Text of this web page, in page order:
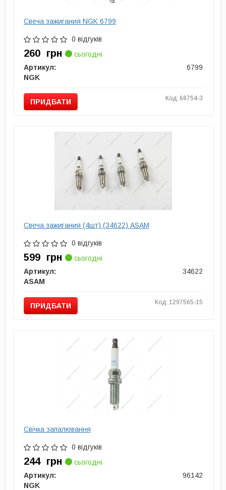
Свеча зажигания NGK 6799
0 відгуків
260 грн
сьогодні
Артикул:
6799
NGK
ПРИДБАТИ Код: 68754-3
Свеча зажигания (4шт) (34622) ASAM
0 відгуків
599 грн
сьогодні
Артикул:
34622
ASAM
ПРИДБАТИ Код: 1297565-15
Свічка запалювання
0 відгуків
244 грн
сьогодні
Артикул:
96142
NGK